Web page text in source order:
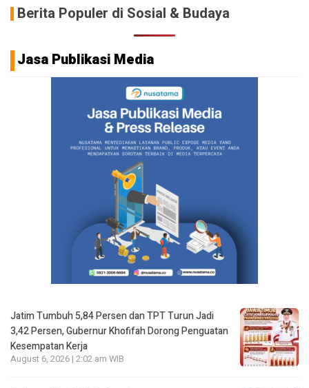
Berita Populer di Sosial & Budaya
Jasa Publikasi Media
Jatim Tumbuh 5,84 Persen dan TPT Turun Jadi
3,42 Persen, Gubernur Khofifah Dorong Penguatan
Kesempatan Kerja
August 6, 2026 | 2:02 am WIB